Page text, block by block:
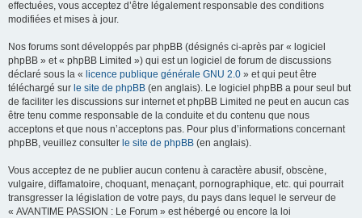
effectuées, vous acceptez d’être légalement responsable des conditions
modifiées et mises à jour.
Nos forums sont développés par phpBB (désignés ci-après par « logiciel
phpBB » et « phpBB Limited ») qui est un logiciel de forum de discussions
déclaré sous la « licence publique générale GNU 2.0 » et qui peut être
téléchargé sur le site de phpBB (en anglais). Le logiciel phpBB a pour seul but
de faciliter les discussions sur internet et phpBB Limited ne peut en aucun cas
être tenu comme responsable de la conduite et du contenu que nous
acceptons et que nous n’acceptons pas. Pour plus d’informations concernant
phpBB, veuillez consulter le site de phpBB (en anglais).
Vous acceptez de ne publier aucun contenu à caractère abusif, obscène,
vulgaire, diffamatoire, choquant, menaçant, pornographique, etc. qui pourrait
transgresser la législation de votre pays, du pays dans lequel le serveur de
« AVANTIME PASSION : Le Forum » est hébergé ou encore la loi